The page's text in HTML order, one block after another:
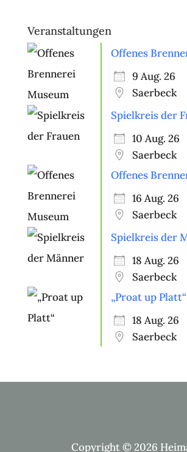
Veranstaltungen
Offenes
9 Aug. 26
Saerbeck
Spielkreis der
10 Aug. 26
Saerbeck
Offenes
16 Aug. 26
Saerbeck
Spielkreis der
18 Aug. 26
Saerbeck
„Proat up Platt“
18 Aug. 26
Saerbeck
Copyright © 2026